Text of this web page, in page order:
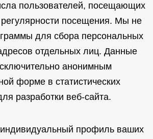
пользователей, посещающих
посещения. Мы не
для сбора персональных
отдельных лиц. Данные
анонимным
форме в статистических
разработки веб-сайта.
профиль ваших